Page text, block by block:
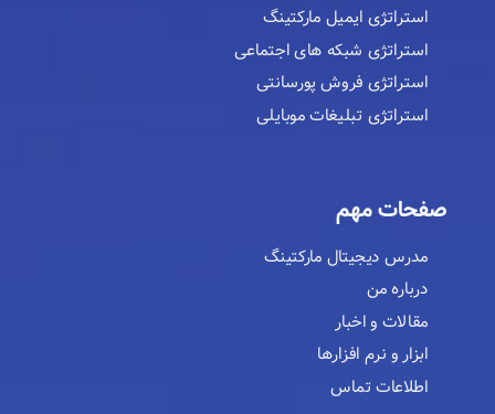
استراتژی ایمیل مارکتینگ
استراتژی شبکه های اجتماعی
استراتژی فروش پورسانتی
استراتژی تبلیغات موبایلی
صفحات مهم
مدرس دیجیتال مارکتینگ
درباره من
مقالات و اخبار
ابزار و نرم افزارها
اطلاعات تماس